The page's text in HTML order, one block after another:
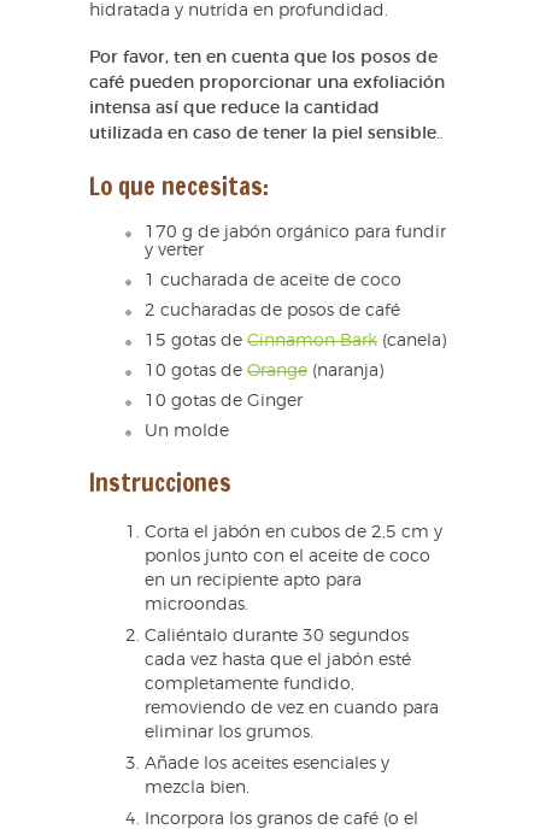
hidratada y nutrida en profundidad.
Por favor, ten en cuenta que los posos de
café pueden proporcionar una exfoliación
intensa así que reduce la cantidad
utilizada en caso de tener la piel sensible.
Lo que necesitas:
170 g de jabón orgánico para fundir
y verter
1 cucharada de aceite de coco
2 cucharadas de posos de café
15 gotas de Cinnamon Bark (canela)
10 gotas de Orange (naranja)
10 gotas de Ginger
Un molde
Instrucciones
Corta el jabón en cubos de 2,5 cm y
ponlos junto con el aceite de coco
en un recipiente apto para
microondas.
Caliéntalo durante 30 segundos
cada vez hasta que el jabón esté
completamente fundido,
removiendo de vez en cuando para
eliminar los grumos.
Añade los aceites esenciales y
mezcla bien.
Incorpora los granos de café (o el